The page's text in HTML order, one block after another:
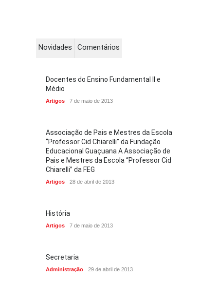
Novidades Comentários
Docentes do Ensino Fundamental II e
Médio
Artigos 7 de maio de 2013
Associação de Pais e Mestres da Escola
“Professor Cid Chiarelli” da Fundação
Educacional Guaçuana A Associação de
Pais e Mestres da Escola “Professor Cid
Chiarelli” da FEG
Artigos 28 de abril de 2013
História
Artigos 7 de maio de 2013
Secretaria
Administração 29 de abril de 2013